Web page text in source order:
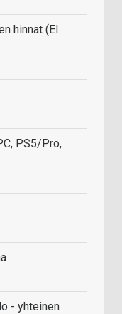
hinnat (EI
PS5/Pro,
- yhteinen